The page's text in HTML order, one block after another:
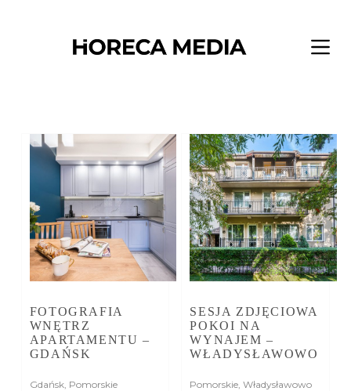
FOTOGRAFIA
WNĘTRZ
APARTAMENTU –
GDAŃSK
Gdańsk, Pomorskie
SESJA ZDJĘCIOWA
POKOI NA
WYNAJEM –
WŁADYSŁAWOWO
Pomorskie ,Władysławowo